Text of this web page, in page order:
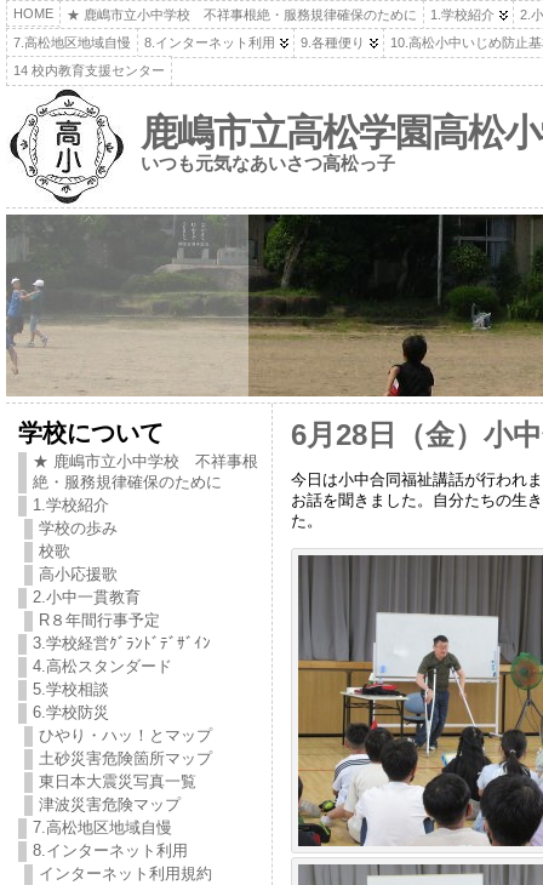
HOME ★ 鹿嶋市立小中学校 不祥事根絶・服務規律確保のために 1.学校紹介
2.
7.高松地区地域自慢
8.インターネット利用 9.各種便り
10.高松小中いじめ防止
14 校内教育支援センター
鹿嶋市立高松学園高松
いつも元気なあいさつ高松っ子
学校について
★ 鹿嶋市立小中学校 不祥事根
絶・服務規律確保のために
1.学校紹介
学校の歩み
校歌
高小応援歌
2.小中一貫教育
R８年間行事予定
3.学校経営ｸﾞﾗﾝﾄﾞﾃﾞｻﾞｲﾝ
4.高松スタンダード
5.学校相談
6.学校防災
ひやり・ハッ！とマップ
土砂災害危険箇所マップ
東日本大震災写真一覧
津波災害危険マップ
7.高松地区地域自慢
8.インターネット利用
インターネット利用規約
6月28日（金）小
今日は小中合同福祉講話が行われ
お話を聞きました。自分たちの生
た。